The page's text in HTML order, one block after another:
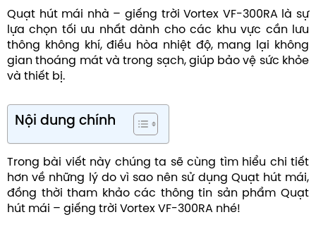
Quạt hút mái nhà – giếng trời Vortex VF-300RA là sự
lựa chọn tối ưu nhất dành cho các khu vực cần lưu
thông không khí, điều hòa nhiệt độ, mang lại không
gian thoáng mát và trong sạch, giúp bảo vệ sức khỏe
và thiết bị.
Nội dung chính
Trong bài viết này chúng ta sẽ cùng tìm hiểu chi tiết
hơn về những lý do vì sao nên sử dụng Quạt hút mái,
đồng thời tham khảo các thông tin sản phẩm Quạt
hút mái – giếng trời Vortex VF-300RA nhé!